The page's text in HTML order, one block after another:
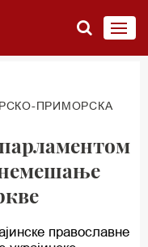
ПРИМОРСКА
православне